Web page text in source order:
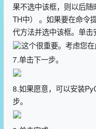
果不选中该框，则以后
TH中） 。如果要在命令
代方法并选中该框。单击
这个很重要。考虑您在
7.单击下一步。
8.如果愿意，可以安装
步。